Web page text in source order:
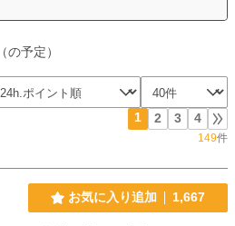
の予定）
1 2 3 4
149件
お気に入り追加 1,667